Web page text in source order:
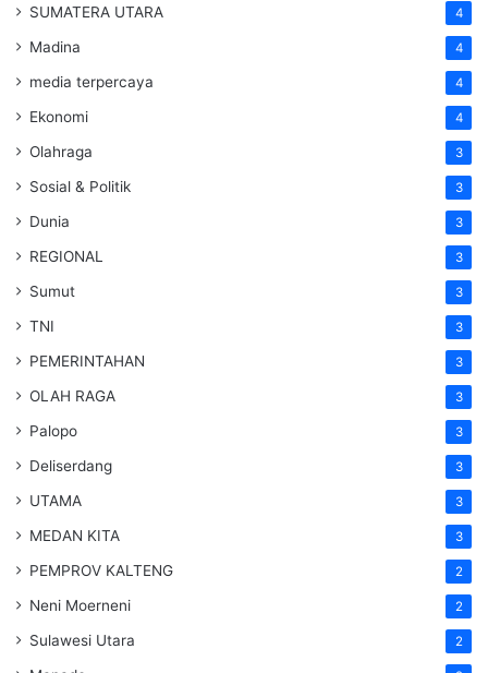
SUMATERA UTARA 4
Madina 4
media terpercaya 4
Ekonomi 4
Olahraga 3
Sosial & Politik 3
Dunia 3
REGIONAL 3
Sumut 3
TNI 3
PEMERINTAHAN 3
OLAH RAGA 3
Palopo 3
Deliserdang 3
UTAMA 3
MEDAN KITA 3
PEMPROV KALTENG 2
Neni Moerneni 2
Sulawesi Utara 2